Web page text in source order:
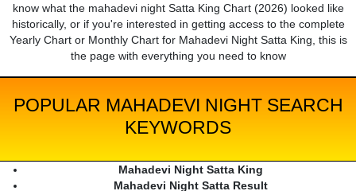
know what the mahadevi night Satta King Chart (2026) looked like
historically, or if you're interested in getting access to the complete
Yearly Chart or Monthly Chart for Mahadevi Night Satta King, this is
the page with everything you need to know
POPULAR MAHADEVI NIGHT SEARCH
KEYWORDS
Mahadevi Night Satta King
Mahadevi Night Satta Result